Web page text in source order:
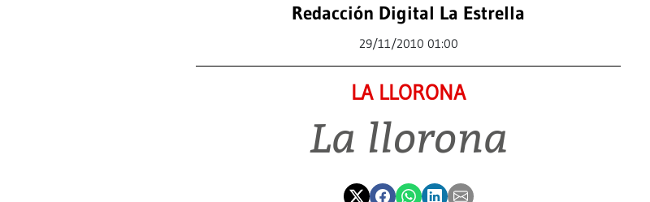
Redacción Digital La Estrella
29/11/2010 01:00
LA LLORONA
La llorona